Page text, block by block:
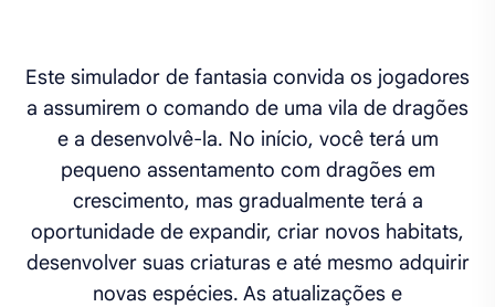
Este simulador de fantasia convida os jogadores
a assumirem o comando de uma vila de dragões
e a desenvolvê-la. No início, você terá um
pequeno assentamento com dragões em
crescimento, mas gradualmente terá a
oportunidade de expandir, criar novos habitats,
desenvolver suas criaturas e até mesmo adquirir
novas espécies. As atualizações e